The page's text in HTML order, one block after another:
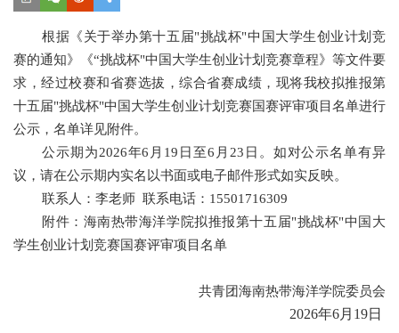
根据《关于举办第十五届"挑战杯"中国大学生创业计划竞
赛的通知》
《“挑战杯"中国大学生创业计划竞赛章程》等文件要
求，经过校赛和省赛选拔，综合省赛成绩， 现将我校拟推报第
十五届"挑战杯"中国大学生创业计划竞赛国赛评审项目名单进行
公示，名单详见附件。
公示期为2026年6 月 19 日至6 月 23 日。如对公示名单有异
议，请在公示期内实名以书面或电子邮件形式如实反映。
联系人：李老师 联系电话： 15501716309
附件：海南热带海洋学院拟推报第十五届"挑战杯"中国大
学生创业计划竞赛国赛评审项目名单
共青团海南热带海洋学院委员会
2026年6月 19日